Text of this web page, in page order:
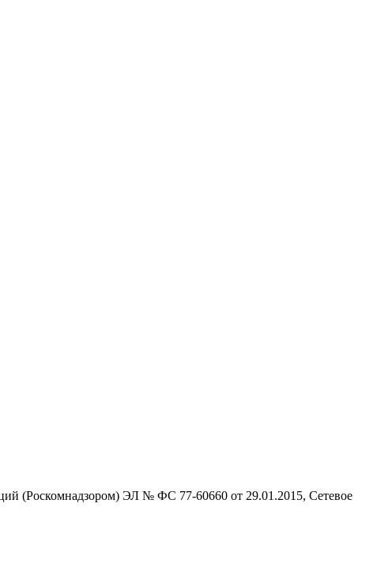
(Роскомнадзором) ЭЛ № ФС 77-60660 от 29.01.2015, Сетевое